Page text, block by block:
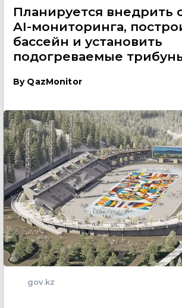
Планируется внедрить
AI-мониторинга,
бассейн и установить
подогреваемые
By QazMonitor
gov.kz